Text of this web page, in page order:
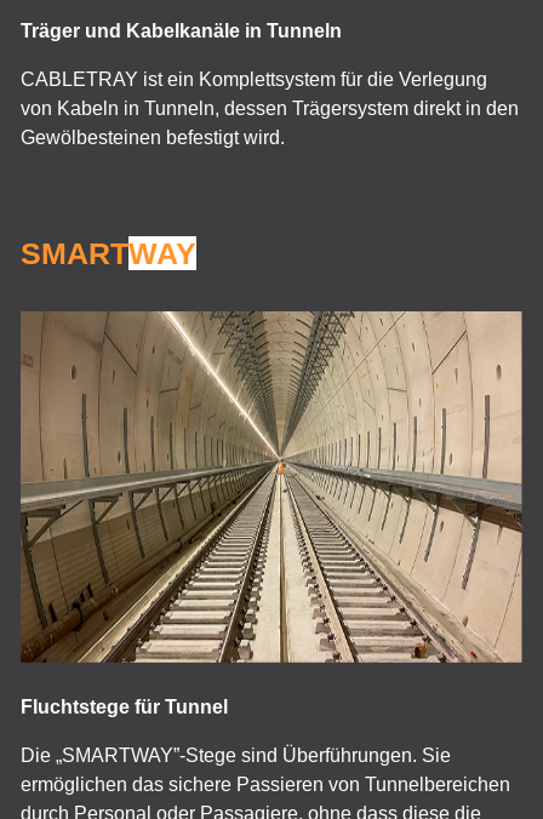
Träger und Kabelkanäle in Tunneln
CABLETRAY ist ein Komplettsystem für die Verlegung
von Kabeln in Tunneln, dessen Trägersystem direkt in den
Gewölbesteinen befestigt wird.
SMARTWAY
Fluchtstege für Tunnel
Die „SMARTWAY”-Stege sind Überführungen. Sie
ermöglichen das sichere Passieren von Tunnelbereichen
durch Personal oder Passagiere, ohne dass diese die